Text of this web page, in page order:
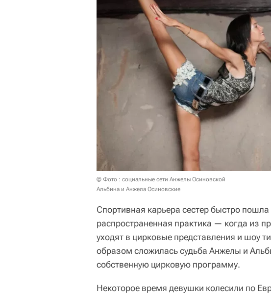
© Фото : социальные сети Анжелы Осиновской
Альбина и Анжела Осиновские
Спортивная карьера сестер быстро
распространенная практика — когда из
уходят в цирковые представления и шоу
образом сложилась судьба Анжелы и
собственную цирковую программу.
Некоторое время девушки колесили по